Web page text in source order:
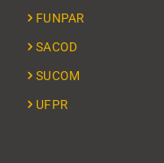
FUNPAR
SACOD
SUCOM
UFPR